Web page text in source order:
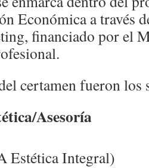
Económica a través
financiado por el
certamen fueron los
Asesoría
Estética Integral)